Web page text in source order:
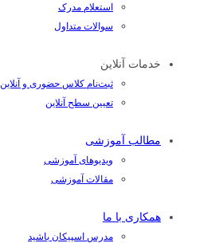
استعلام مدرک
سوالات متداول
خدمات آنلاین
ثبت‌نام کلاس حضوری و آنلاین
تعیین سطح آنلاین
مطالب آموزشی
ویدیوهای آموزشی
مقالات آموزشی
همکاری با ما
مدرس اسپیکان باشید